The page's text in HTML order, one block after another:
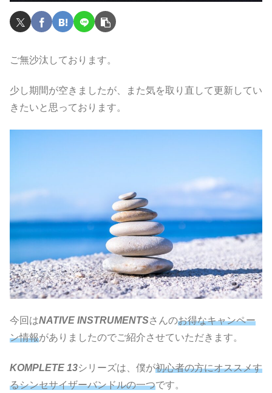
ご無沙汰しております。
少し期間が空きましたが、また気を取り直して更新してい
きたいと思っております。
今回はNATIVE INSTRUMENTSさんのお得なキャンペー
ン情報がありましたのでご紹介させていただきます。
KOMPLETE 13シリーズは、僕が初心者の方にオススメす
るシンセサイザーバンドルの一つです。